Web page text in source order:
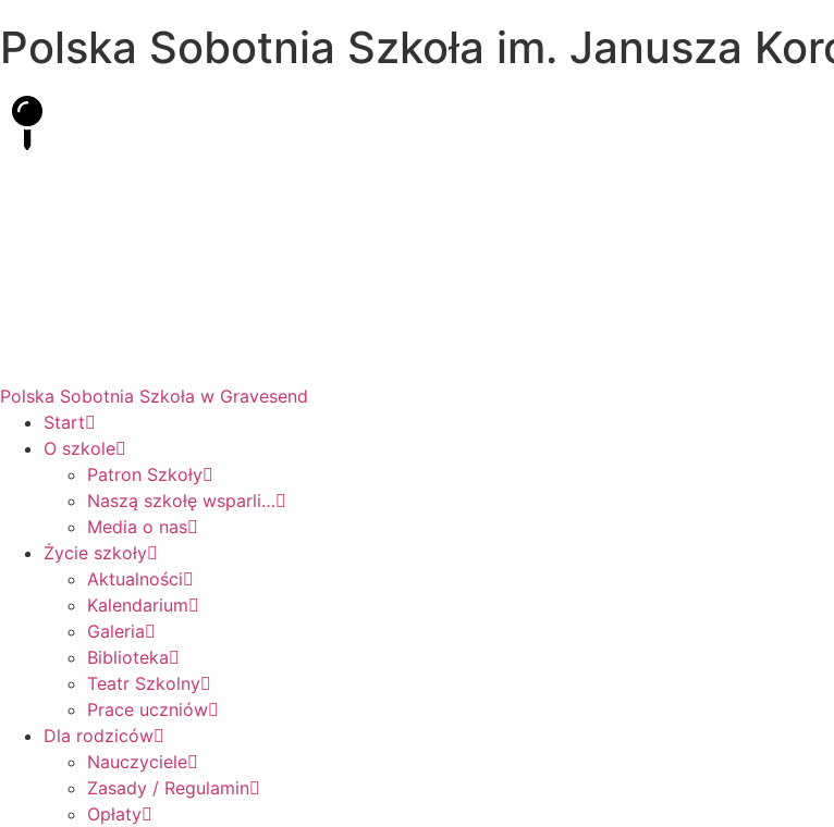
Polska Sobotnia Szkoła im. Janusza
Polska Sobotnia Szkoła w Gravesend
Start
O szkole
Patron Szkoły
Naszą szkołę wsparli…
Media o nas
Życie szkoły
Aktualności
Kalendarium
Galeria
Biblioteka
Teatr Szkolny
Prace uczniów
Dla rodziców
Nauczyciele
Zasady / Regulamin
Opłaty